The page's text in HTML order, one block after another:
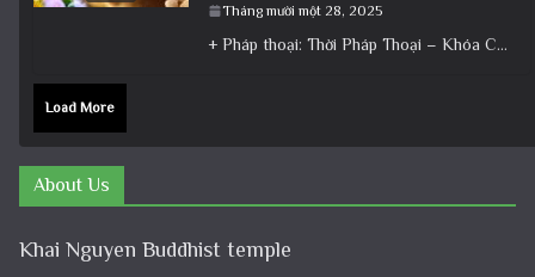
Tháng mười một 28, 2025
+ Pháp thoại: Thời Pháp Thoại – Khóa Chuyên Tu Ngày 22/11/2025 – TT Thích Đạo Thịnh + Album: Pháp
Load More
About Us
Khai Nguyen Buddhist temple